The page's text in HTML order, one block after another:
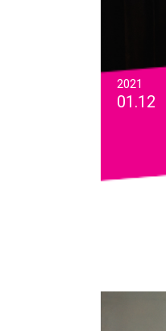
2021
01.12